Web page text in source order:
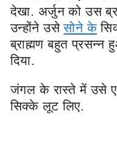
देखा. अर्जुन को उस
उन्होंने उसेसोने के
ब्राह्मण बहुत
दिया.
जंगल के रास्ते में उसे
सिक्के लूट लिए.